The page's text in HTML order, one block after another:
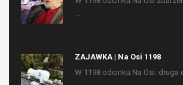
ZAJAWKA | Na Osi 1198
W 1198 odcinku Na Osi: druga